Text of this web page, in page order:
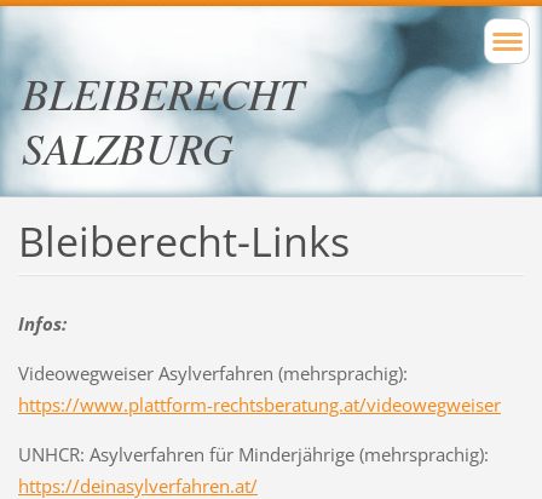
BLEIBERECHT
SALZBURG
Bleiberecht-Links
Infos:
Videowegweiser Asylverfahren (mehrsprachig):
https://www.plattform-rechtsberatung.at/videowegweiser
UNHCR: Asylverfahren für Minderjährige (mehrsprachig):
https://deinasylverfahren.at/